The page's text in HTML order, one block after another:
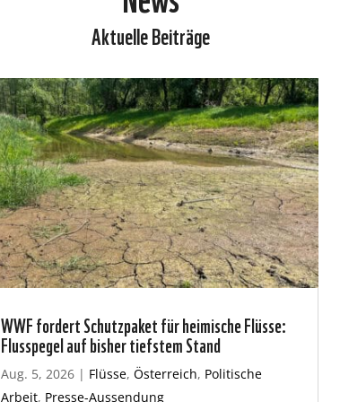
Aktuelle Beiträge
WWF fordert Schutzpaket für heimische Flüsse:
Flusspegel auf bisher tiefstem Stand
Aug. 5, 2026| Flüsse, Österreich, Politische
Arbeit, Presse-Aussendung